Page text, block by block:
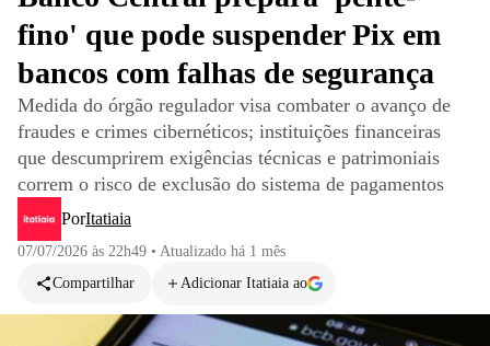
fino' que pode suspender Pix em
bancos com falhas de segurança
Medida do órgão regulador visa combater o avanço de
fraudes e crimes cibernéticos; instituições financeiras
que descumprirem exigências técnicas e patrimoniais
correm o risco de exclusão do sistema de pagamentos
PorItatiaia
07/07/2026 às 22h49 • Atualizado há 1 mês
Compartilhar
Adicionar Itatiaia ao